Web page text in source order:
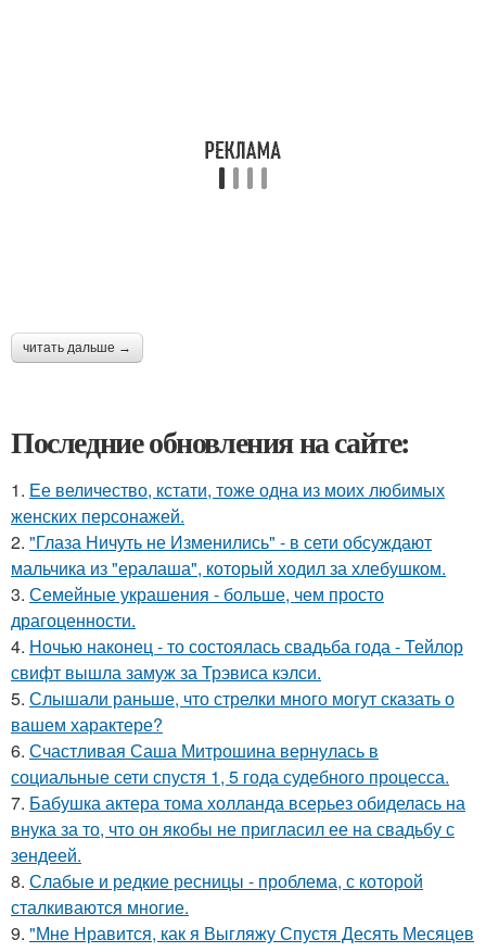
читать дальше →
Последние обновления на сайте:
1. Ее величество, кстати, тоже одна из моих любимых
женских персонажей.
2. "Глаза Ничуть не Изменились" - в сети обсуждают
мальчика из "ералаша", который ходил за хлебушком.
3. Семейные украшения - больше, чем просто
драгоценности.
4. Ночью наконец - то состоялась свадьба года - Тейлор
свифт вышла замуж за Трэвиса кэлси.
5. Слышали раньше, что стрелки много могут сказать о
вашем характере?
6. Счастливая Саша Митрошина вернулась в
социальные сети спустя 1, 5 года судебного процесса.
7. Бабушка актера тома холланда всерьез обиделась на
внука за то, что он якобы не пригласил ее на свадьбу с
зендеей.
8. Слабые и редкие ресницы - проблема, с которой
сталкиваются многие.
9. "Мне Нравится, как я Выгляжу Спустя Десять Месяцев